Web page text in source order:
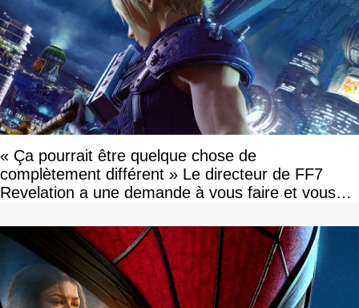
« Ça pourrait être quelque chose de
complètement différent » Le directeur de FF7
Revelation a une demande à vous faire et vous